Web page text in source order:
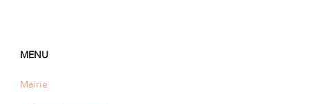
MENU
Mairie